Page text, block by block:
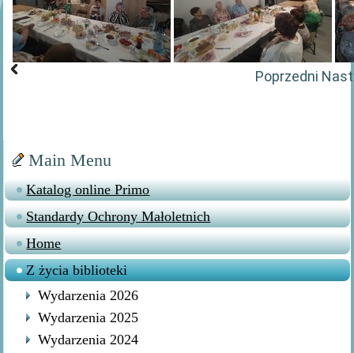
Poprzedni
Main Menu
Katalog online Primo
Standardy Ochrony Małoletnich
Home
Z życia biblioteki
Wydarzenia 2026
Wydarzenia 2025
Wydarzenia 2024